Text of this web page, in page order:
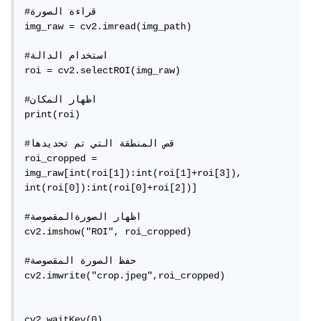
#قراءة الصورة
img_raw = cv2.imread(img_path)
#استخدام الدالة
roi = cv2.selectROI(img_raw)
#اظهار المكان
print(roi)
#قص المنطقة التي تم تحديدها
roi_cropped =
img_raw[int(roi[1]):int(roi[1]+roi[3]),
int(roi[0]):int(roi[0]+roi[2])]
#اظهار الصورةالمقصوصة
cv2.imshow("ROI", roi_cropped)
#حفظ الصورة المقصوصة
cv2.imwrite("crop.jpeg",roi_cropped)